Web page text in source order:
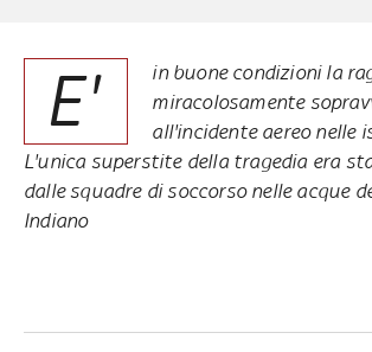
E'
in buone condizioni la
miracolosamente
all'incidente aereo nelle
L'unica superstite della tragedia era
dalle squadre di soccorso nelle acque
Indiano